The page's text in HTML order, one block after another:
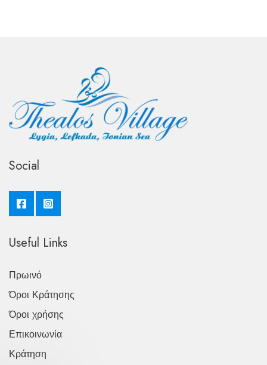
Social
Useful Links
Πρωινό
Όροι Κράτησης
Όροι χρήσης
Επικοινωνία
Κράτηση